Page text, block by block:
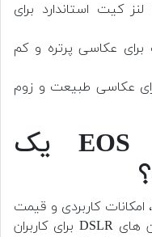
لنز کیت استاندارد برای
عکاسی پرتره و کم
عکاسی طبیعت و زوم
چرا کانن EOS 600D یک
امکانات کاربردی و قیمت
مناسب، یکی از محبوب ترین دوربین های DSLR برای کاربران